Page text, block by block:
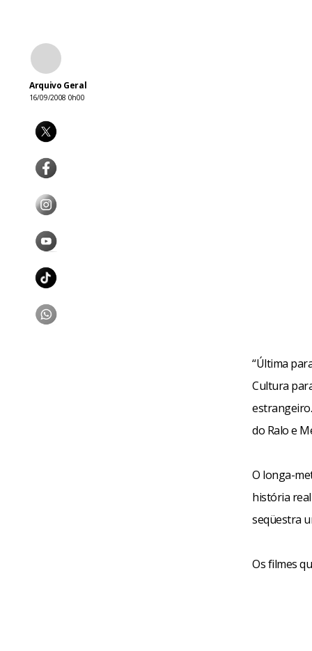
Arquivo Geral
16/09/2008 0h00
“Última
Cultura
do Ralo e
O longa-
história
seqüestra
Os filmes